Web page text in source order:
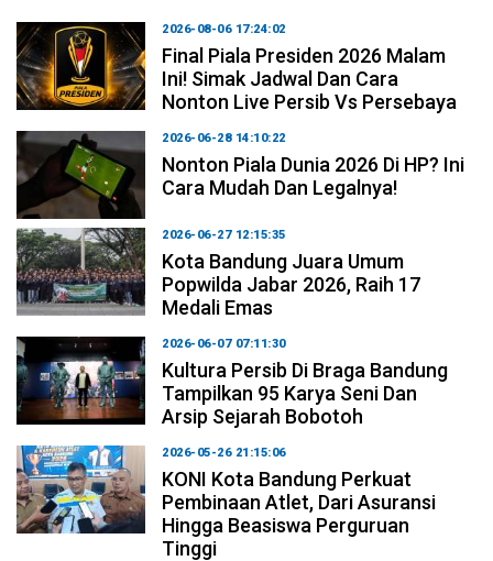
2026-08-06 17:24:02
Final Piala Presiden 2026 Malam
Ini! Simak Jadwal Dan Cara
Nonton Live Persib Vs Persebaya
2026-06-28 14:10:22
Nonton Piala Dunia 2026 Di HP? Ini
Cara Mudah Dan Legalnya!
2026-06-27 12:15:35
Kota Bandung Juara Umum
Popwilda Jabar 2026, Raih 17
Medali Emas
2026-06-07 07:11:30
Kultura Persib Di Braga Bandung
Tampilkan 95 Karya Seni Dan
Arsip Sejarah Bobotoh
2026-05-26 21:15:06
KONI Kota Bandung Perkuat
Pembinaan Atlet, Dari Asuransi
Hingga Beasiswa Perguruan
Tinggi